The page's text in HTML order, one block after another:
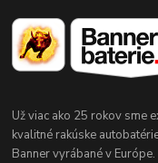
Už viac ako 25 rokov sme
kvalitné rakúske
Banner vyrábané v Európe.